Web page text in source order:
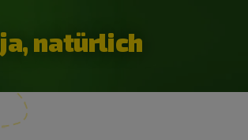
ja, natürlich